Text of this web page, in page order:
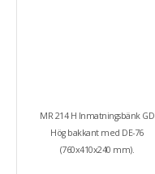
MR 214 H Inmatningsbänk GD
Hög bakkant med DE-76
(760x410x240 mm).